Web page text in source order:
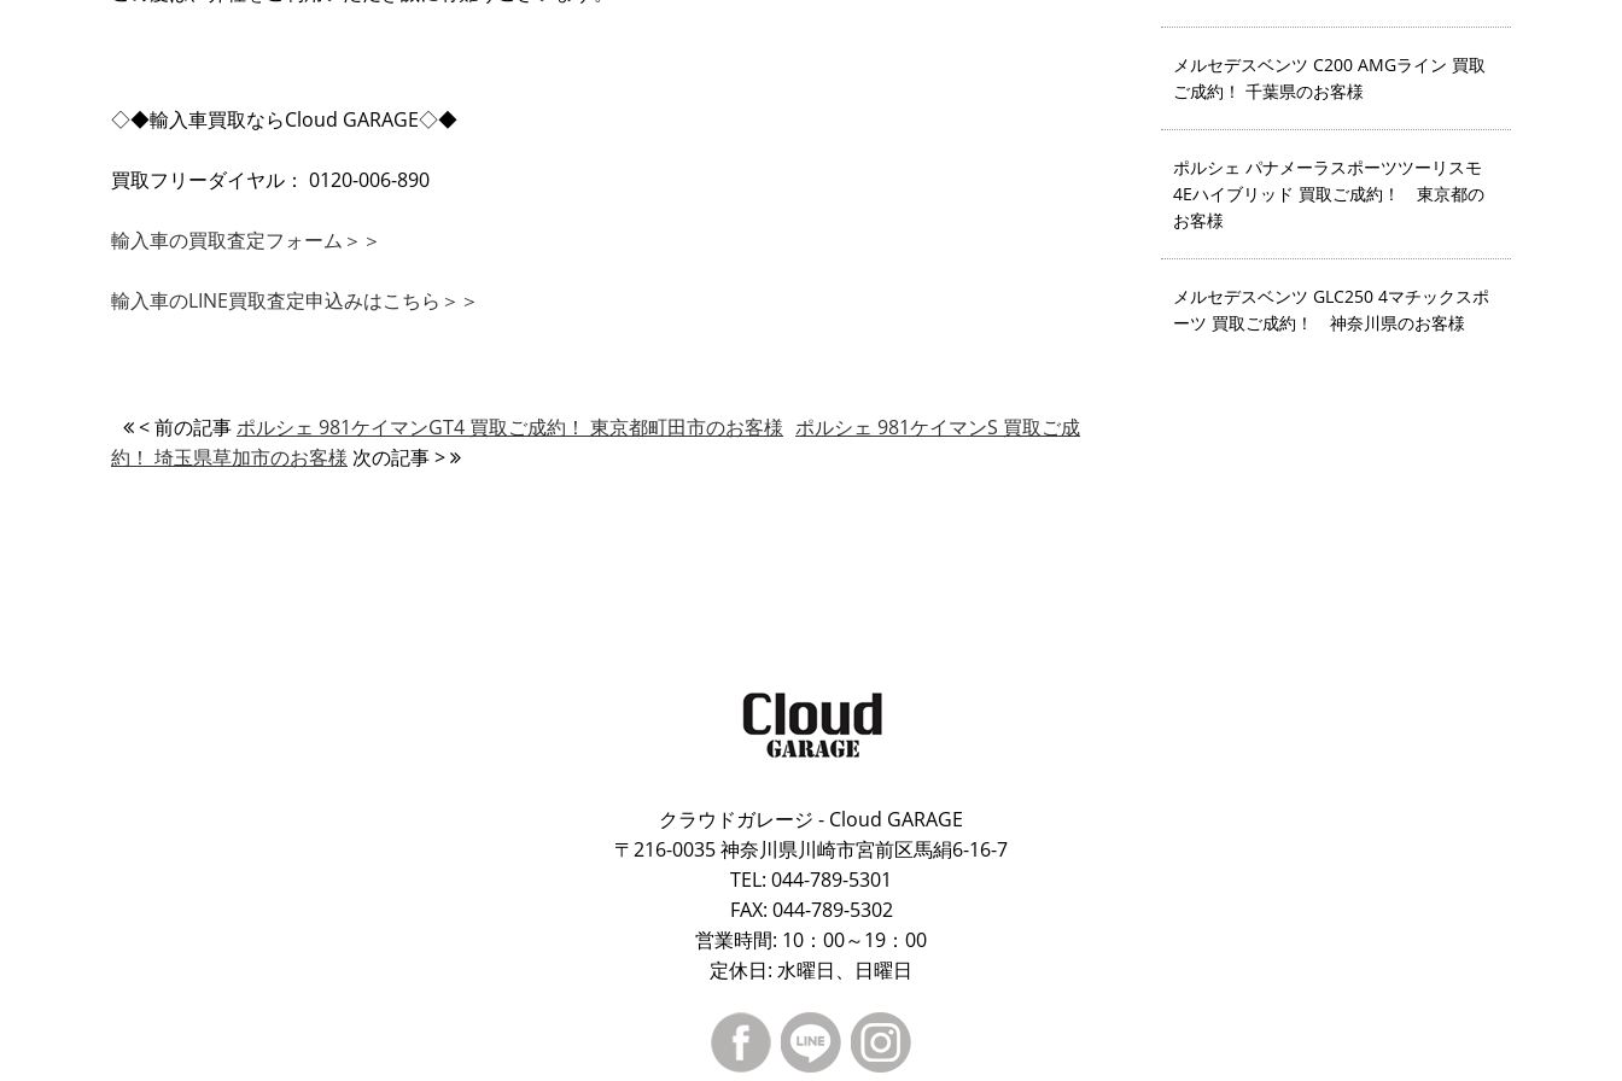
◇◆輸入車買取ならCloud GARAGE◇◆
買取フリーダイヤル： 0120-006-890
輸入車の買取査定フォーム＞＞
輸入車のLINE買取査定申込みはこちら＞＞
< 前の記事ポルシェ 981ケイマンGT4 買取ご成約！ 東京都町田市のお客様 ポルシェ 981ケイマンS 買取ご成
約！ 埼玉県草加市のお客様 次の記事 >
メルセデスベンツ C200 AMGライン 買取
ご成約！ 千葉県のお客様
ポルシェ パナメーラスポーツツーリスモ
4Eハイブリッド 買取ご成約！ 東京都の
お客様
メルセデスベンツ GLC250 4マチックスポ
ーツ 買取ご成約！ 神奈川県のお客様
クラウドガレージ - Cloud GARAGE
〒216-0035 神奈川県川崎市宮前区馬絹6-16-7
TEL: 044-789-5301
FAX: 044-789-5302
営業時間: 10：00～19：00
定休日: 水曜日、日曜日